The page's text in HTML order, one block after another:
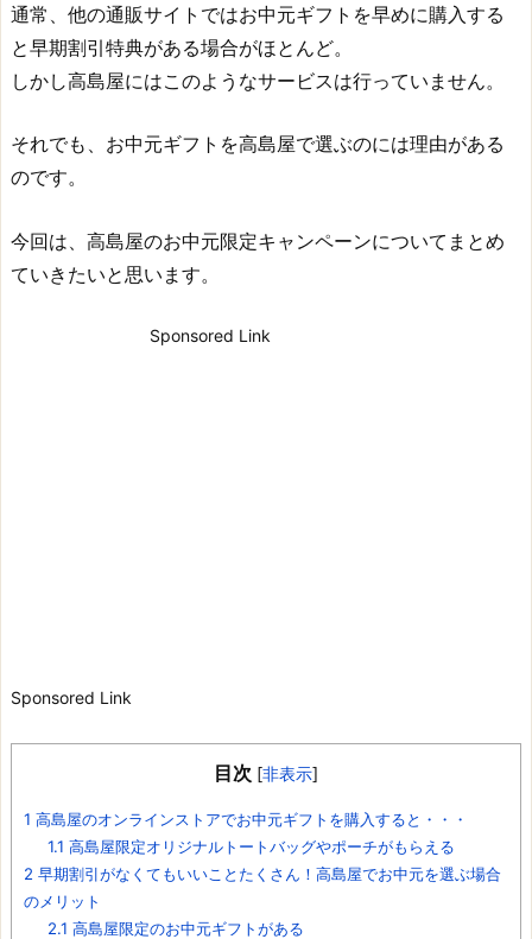
通常、他の通販サイトではお中元ギフトを早めに購入する
と早期割引特典がある場合がほとんど。
しかし高島屋にはこのようなサービスは行っていません。
それでも、お中元ギフトを高島屋で選ぶのには理由がある
のです。
今回は、高島屋のお中元限定キャンペーンについてまとめ
ていきたいと思います。
Sponsored Link
Sponsored Link
目次 [非表示]
1 高島屋のオンラインストアでお中元ギフトを購入すると・・・
1.1 高島屋限定オリジナルトートバッグやポーチがもらえる
2 早期割引がなくてもいいことたくさん！高島屋でお中元を選ぶ場合
のメリット
2.1 高島屋限定のお中元ギフトがある